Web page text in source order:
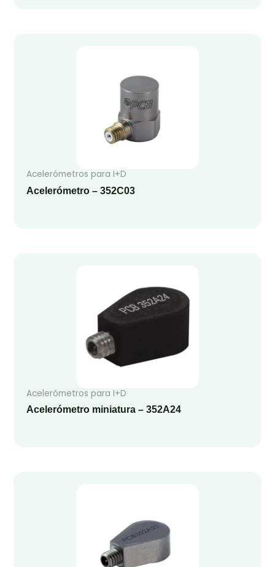
Acelerómetros para I+D
Acelerómetro – 352C03
Acelerómetros para I+D
Acelerómetro miniatura – 352A24